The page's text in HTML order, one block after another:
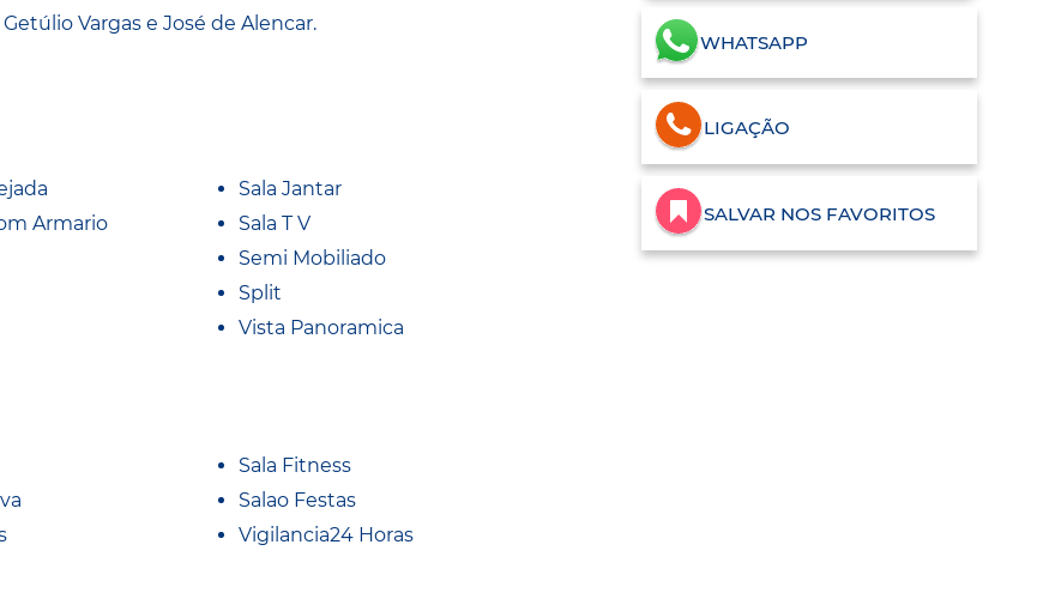
Vargas e José de Alencar.
Armario
Sala Jantar
Sala T V
Semi Mobiliado
Split
Vista Panoramica
Sala Fitness
Salao Festas
Vigilancia24 Horas
WHATSAPP
LIGAÇÃO
SALVAR NOS FAVORITOS